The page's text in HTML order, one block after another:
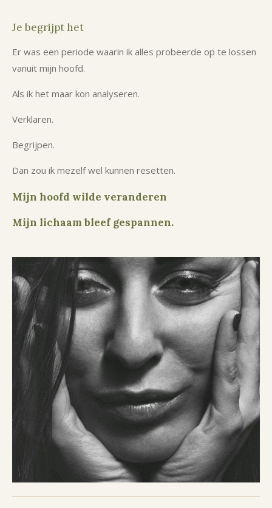
Je begrijpt het
Er was een periode waarin ik alles probeerde op te lossen
vanuit mijn hoofd.
Als ik het maar kon analyseren.
Verklaren.
Begrijpen.
Dan zou ik mezelf wel kunnen resetten.
Mijn hoofd wilde veranderen
Mijn lichaam bleef gespannen.